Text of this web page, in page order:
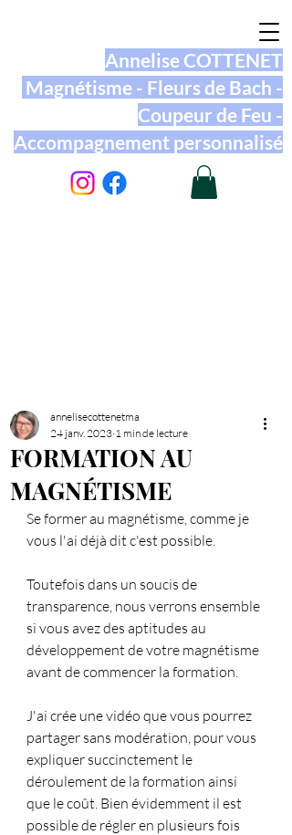
Annelise COTTENET
Magnétisme - Fleurs de Bach -
Coupeur de Feu -
Accompagnement personnalisé
FORMATION AU
MAGNÉTISME
annelisecottenetma
24 janv. 2023 1 min de lecture
Se former au magnétisme, comme je
vous l'ai déjà dit c'est possible.
Toutefois dans un soucis de
transparence, nous verrons ensemble
si vous avez des aptitudes au
développement de votre magnétisme
avant de commencer la formation.
J'ai crée une vidéo que vous pourrez
partager sans modération, pour vous
expliquer succinctement le
déroulement de la formation ainsi
que le coût. Bien évidemment il est
possible de régler en plusieurs fois